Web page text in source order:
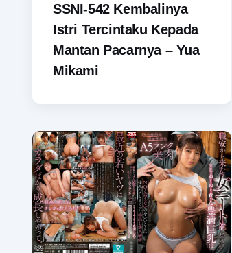
SSNI-542 Kembalinya
Istri Tercintaku Kepada
Mantan Pacarnya – Yua
Mikami